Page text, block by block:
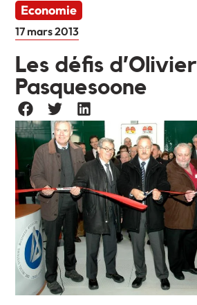
Economie
17 mars 2013
Les défis d’Olivier
Pasquesoone